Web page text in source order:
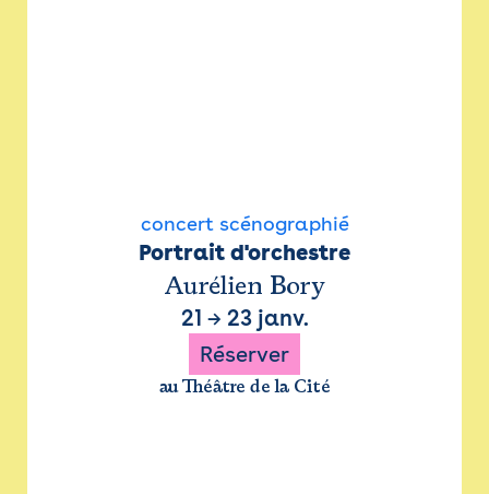
concert scénographié
Portrait d'orchestre
Aurélien Bory
21 → 23 janv.
Réserver
au Théâtre de la Cité